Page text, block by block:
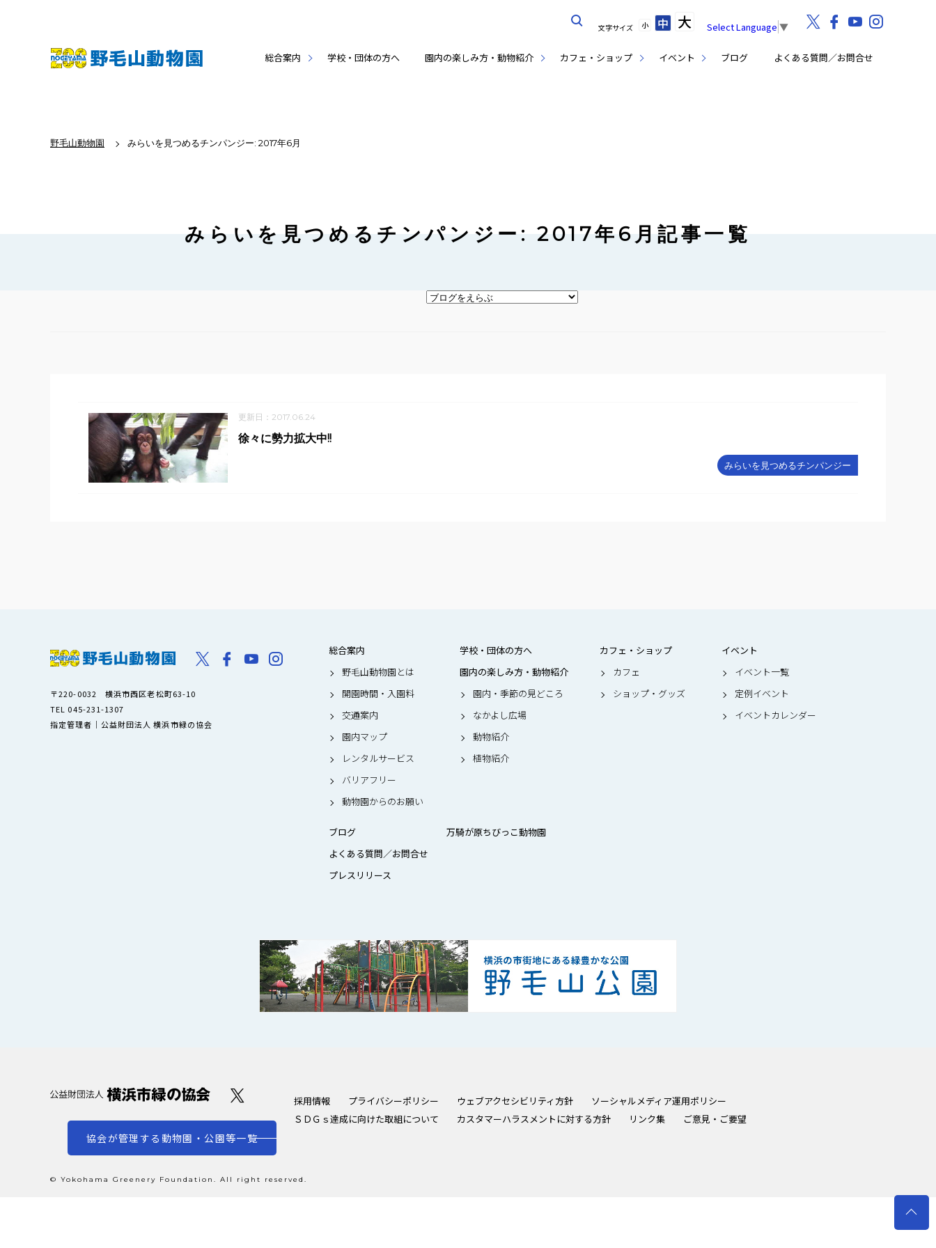
総合案内 学校・団体の方へ 園内の楽しみ方・動物紹介 カフェ・ショップ イベント ブログ よくある質問／お問合せ
文字サイズ 小 中 大 Select Language ▼
野毛山動物園 みらいを見つめるチンパンジー: 2017年6月
みらいを見つめるチンパンジー: 2017年6月記事一覧
更新日：2017.06.24
みらいを見つめるチンパンジー
徐々に勢力拡大中!!
〒220-0032 横浜市西区老松町63-10
TEL 045-231-1307
指定管理者｜公益財団法人 横浜市緑の協会
総合案内
野毛山動物園とは
開園時間・入園料
交通案内
園内マップ
レンタルサービス
バリアフリー
動物園からのお願い
学校・団体の方へ
園内の楽しみ方・動物紹介
園内・季節の見どころ
なかよし広場
動物紹介
植物紹介
カフェ・ショップ
カフェ
ショップ・グッズ
イベント
イベント一覧
定例イベント
イベントカレンダー
ブログ
よくある質問／お問合せ
プレスリリース
万騎が原ちびっこ動物園
協会が管理する動物園・公園等一覧
採用情報 プライバシーポリシー ウェブアクセシビリティ方針
ソーシャルメディア運用ポリシー
ＳＤＧｓ達成に向けた取組について
カスタマーハラスメントに対する方針 リンク集 ご意見・ご要望
© Yokohama Greenery Foundation. All right reserved.